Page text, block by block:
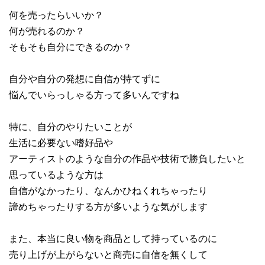
何を売ったらいいか？
何が売れるのか？
そもそも自分にできるのか？
自分や自分の発想に自信が持てずに
悩んでいらっしゃる方って多いんですね
特に、自分のやりたいことが
生活に必要ない嗜好品や
アーティストのような自分の作品や技術で勝負したいと
思っているような方は
自信がなかったり、なんかひねくれちゃったり
諦めちゃったりする方が多いような気がします
また、本当に良い物を商品として持っているのに
売り上げが上がらないと商売に自信を無くして